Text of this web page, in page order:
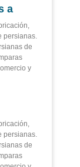
a
persianas.
de
y
persianas.
de